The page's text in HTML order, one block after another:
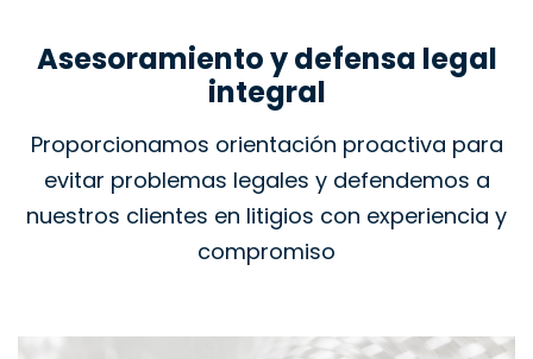
Asesoramiento y defensa legal
integral
Proporcionamos orientación proactiva para
evitar problemas legales y defendemos a
nuestros clientes en litigios con experiencia y
compromiso